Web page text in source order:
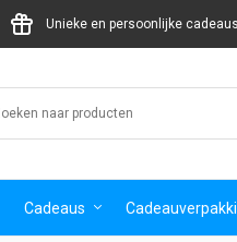
Unieke en persoonlijke cadeaus
Cadeaus